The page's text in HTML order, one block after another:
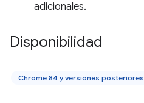
adicionales.
Disponibilidad
Chrome 84 y versiones posteriores